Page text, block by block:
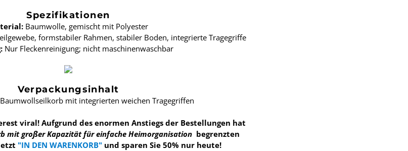
Spezifikationen
Baumwolle, gemischt mit Polyester
formstabiler Rahmen, stabiler Boden, integrierte Tragegriffe
Nur Fleckenreinigung; nicht maschinenwaschbar
Verpackungsinhalt
mit integrierten weichen Tragegriffen
viral! Aufgrund des enormen Anstiegs der Bestellungen hat
mit großer Kapazität für einfache Heimorganisation begrenzten
"IN DEN WARENKORB" und sparen Sie 50% nur heute!